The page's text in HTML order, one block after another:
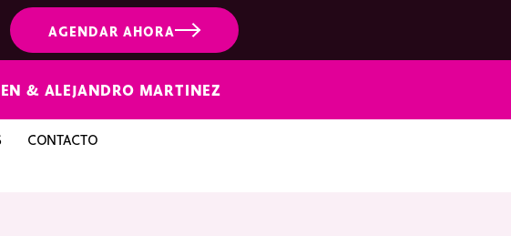
AGENDAR AHORA
& ALEJANDRO MARTINEZ
CONTACTO